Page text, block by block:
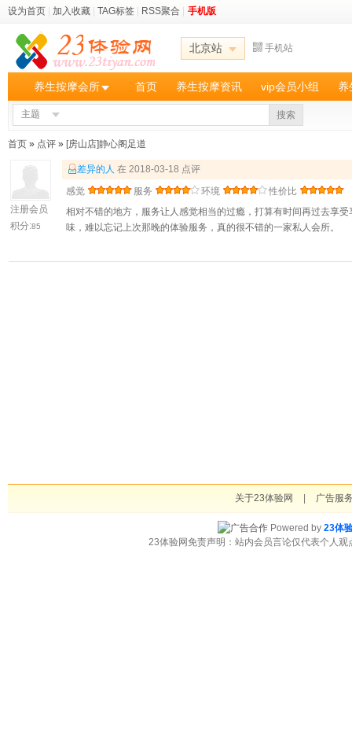
设为首页 加入收藏 TAG标签 RSS聚合 手机版
北京站 手机站
养生按摩会所 首页 养生按摩资讯 vip会员小组 养
主题 搜索
首页 » 点评 » [房山店]静心阁足道
注册会员
积分:85
差异的人 在 2018-03-18 点评
感觉
服务 环境
性价比
相对不错的地方，服务让人感觉相当的过瘾，打算有时间再过去享
味，难以忘记上次那晚的体验服务，真的很不错的一家私人会所。
关于23体验网 广告服
Powered by 23体
23体验网免责声明：站内会员言论仅代表个人